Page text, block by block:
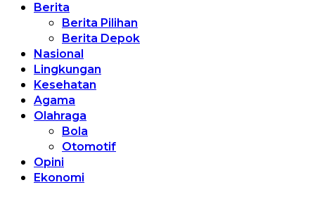
Berita
Berita Pilihan
Berita Depok
Nasional
Lingkungan
Kesehatan
Agama
Olahraga
Bola
Otomotif
Opini
Ekonomi